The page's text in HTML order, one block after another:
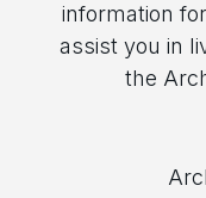
information
assist you in
the